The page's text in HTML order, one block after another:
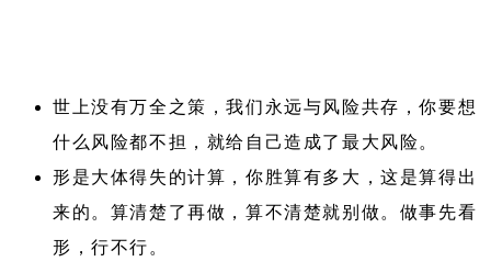
世上没有万全之策，我们永远与风险共存，你要想
什么风险都不担，就给自己造成了最大风险。
形是大体得失的计算，你胜算有多大，这是算得出
来的。算清楚了再做，算不清楚就别做。做事先看
形，行不行。